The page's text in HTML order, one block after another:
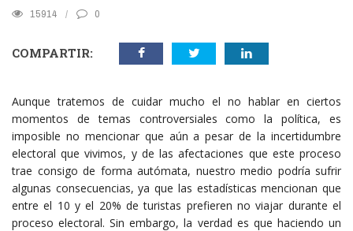
15914 0
COMPARTIR:
Aunque tratemos de cuidar mucho el no hablar en ciertos
momentos de temas controversiales como la política, es
imposible no mencionar que aún a pesar de la incertidumbre
electoral que vivimos, y de las afectaciones que este proceso
trae consigo de forma autómata, nuestro medio podría sufrir
algunas consecuencias, ya que las estadísticas mencionan que
entre el 10 y el 20% de turistas prefieren no viajar durante el
proceso electoral. Sin embargo, la verdad es que haciendo un